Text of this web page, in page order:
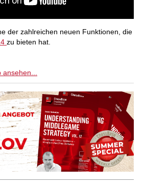
der zahlreichen neuen Funktionen, die
zu bieten hat.
ansehen...